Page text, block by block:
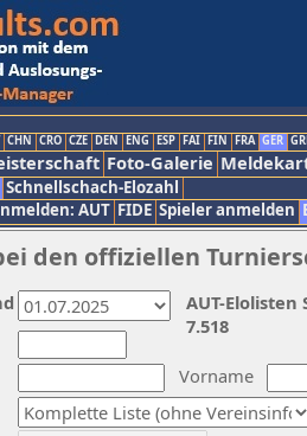
CHN CRO CZE DEN ENG ESP FAI FIN FRA GER
Foto-Galerie
Schnellschach-Elozahl
AUT FIDE Spieler anmelden
den offiziellen
Vorname
AUT-Elolisten
7.518